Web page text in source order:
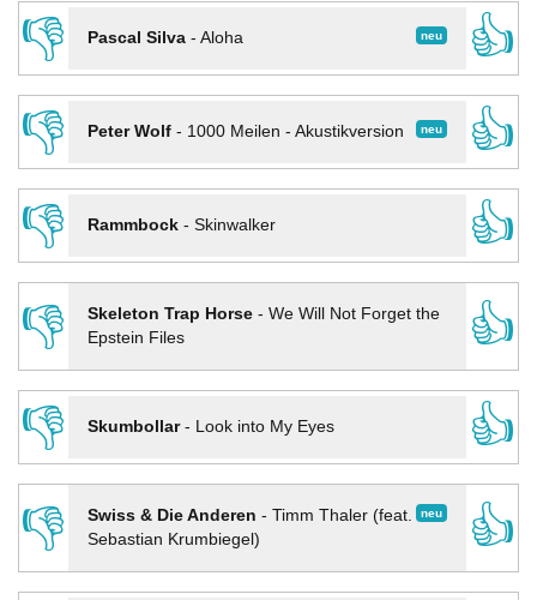
👎
neu
Pascal Silva- Aloha
👍
👎
neu
Peter Wolf- 1000 Meilen - Akustikversion
👍
👎
Rammbock- Skinwalker
👍
👎
Skeleton Trap Horse- We Will Not Forget the
Epstein Files
👍
👎
Skumbollar- Look into My Eyes
👍
👎
neu
Swiss & Die Anderen - Timm Thaler (feat.
Sebastian Krumbiegel)
👍